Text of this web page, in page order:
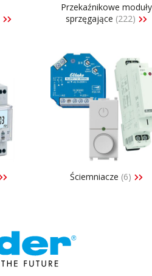
Przekaźnikowe moduły
sprzęgające (222)
Ściemniacze (6)